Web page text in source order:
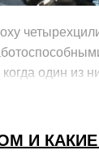
один из
И